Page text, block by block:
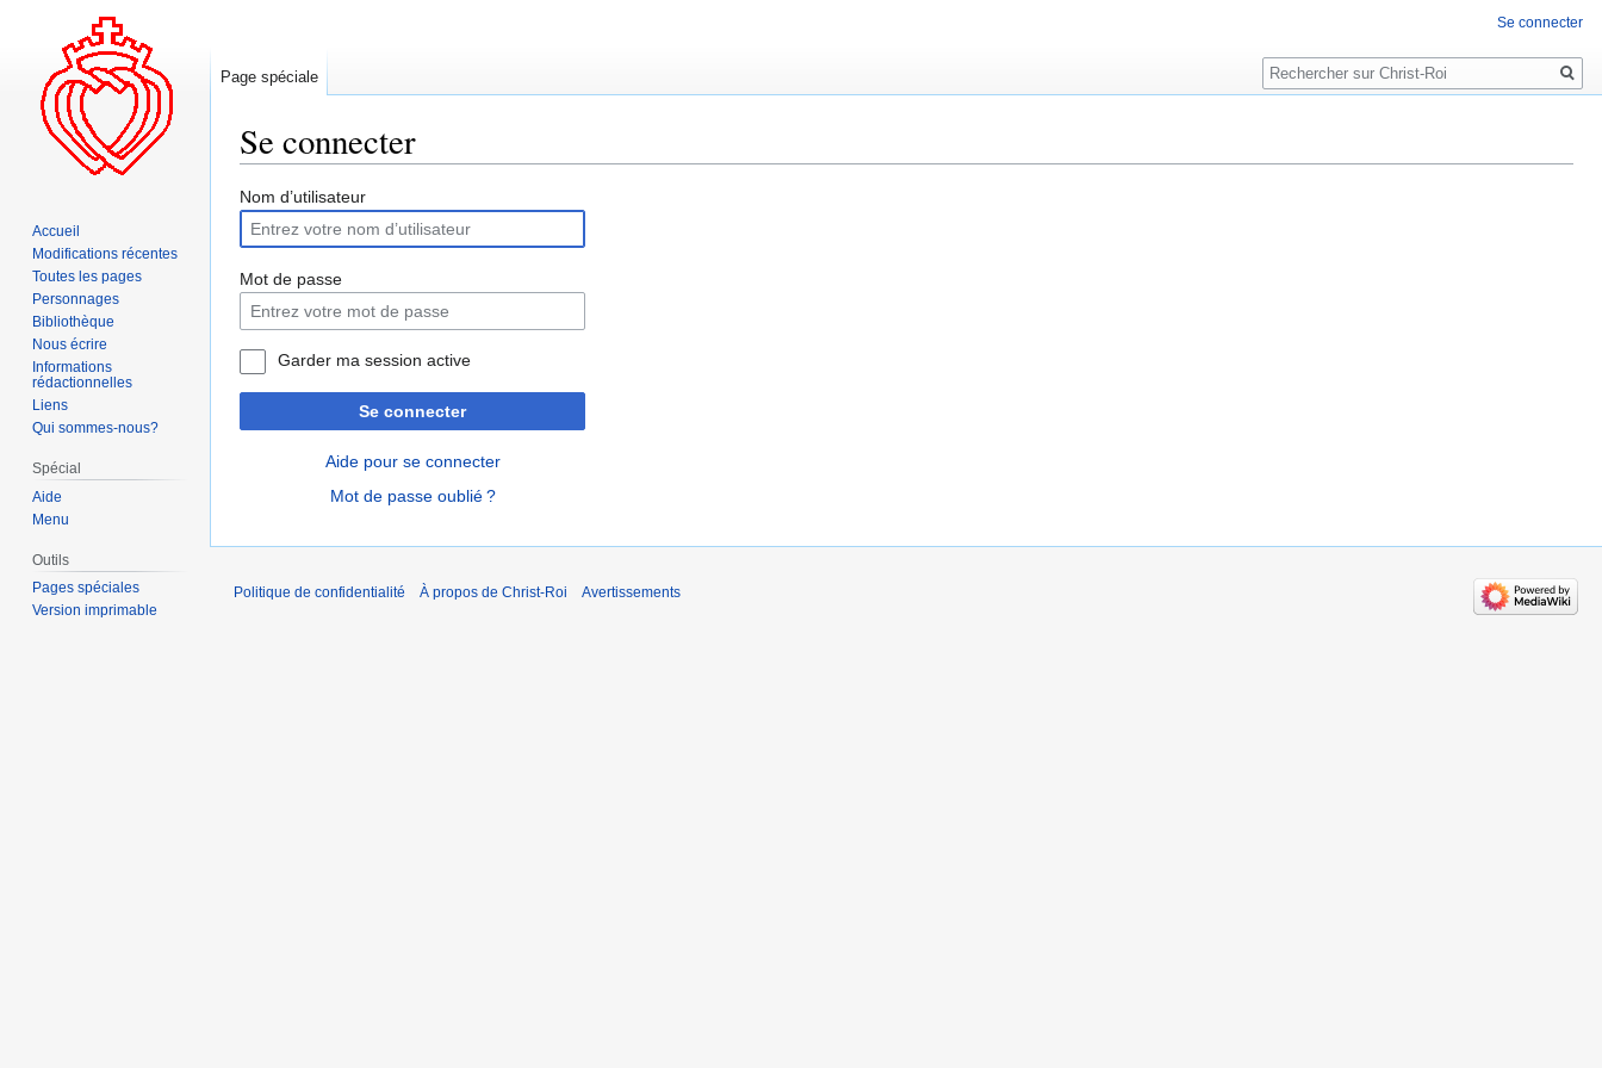
Se connecter
Aller
la
navigation
Aller
la
recherche
Nom d’utilisateur
Mot de passe
Garder ma session active
Se connecter
Aide pour se connecter
Mot de passe oublié ?
Se connecter
Page spéciale
Rechercher
Accueil
Modifications récentes
Toutes les pages
Personnages
Bibliothèque
Nous écrire
Informations
rédactionnelles
Liens
Qui sommes-nous?
Spécial
Aide
Menu
Outils
Pages spéciales
Version imprimable
Politique de confidentialité À propos de Christ-Roi Avertissements